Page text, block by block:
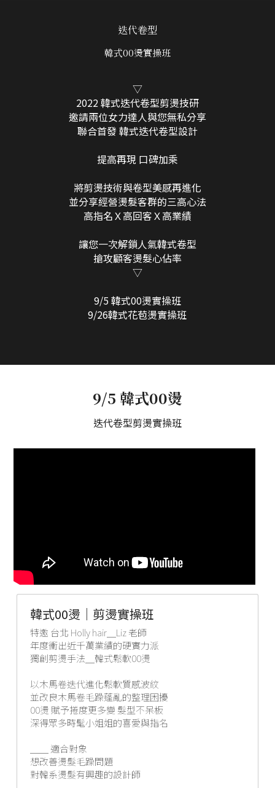
迭代卷型
韓式00燙實操班
▽
2022 韓式迭代卷型剪燙技研
邀請兩位女力達人與您無私分享
聯合首發 韓式迭代卷型設計
提高再現 口碑加乘
將剪燙技術與卷型美感再進化
並分享經營燙髮客群的三高心法
高指名Ｘ高回客Ｘ高業績
讓您一次解鎖人氣韓式卷型
搶攻顧客燙髮心佔率
▽
9/5 韓式00燙實操班
9/26韓式花苞燙實操班
9/5 韓式00燙
迭代卷型剪燙實操班
韓式00燙｜剪燙實操班
特邀 台北 Holly hair＿Liz 老師
年度衝出近千萬業績的硬實力派
獨創剪燙手法＿韓式鬆軟00燙
以木馬卷迭代進化鬆軟質感波紋
並改良木馬卷毛躁蓬亂的整理困擾
00燙 賦予捲度更多變 髮型不呆板
深得眾多時髦小姐姐的喜愛與指名
＿＿ 適合對象
想改善燙髮毛躁問題
對韓系燙髮有興趣的設計師